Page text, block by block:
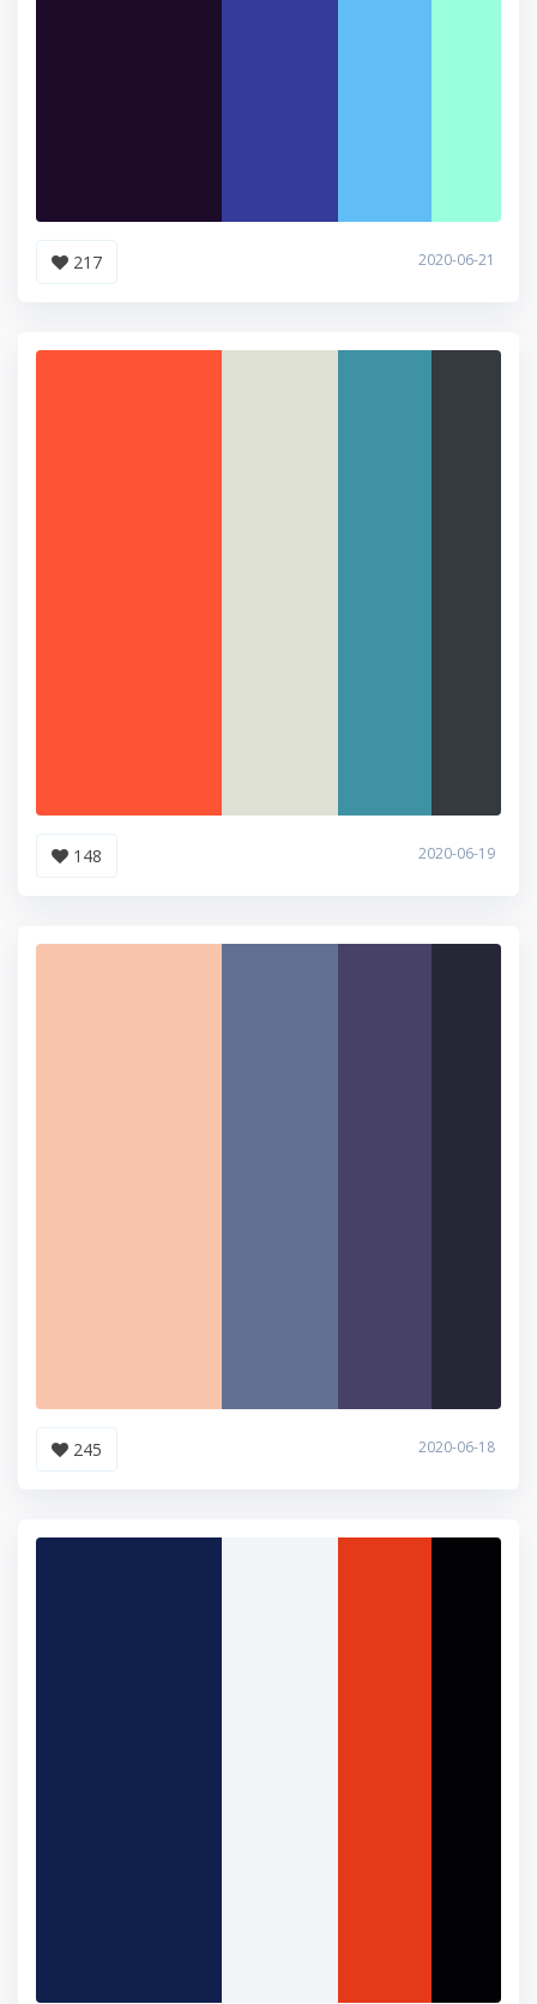
217 2020-06-21
148 2020-06-19
245 2020-06-18